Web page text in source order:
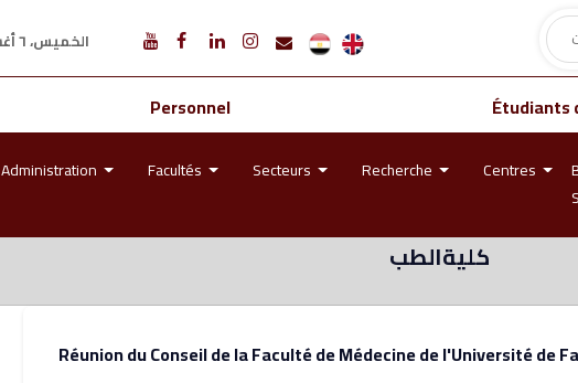
الخميس، ٦ أغسطس ٢٠٢٦ م
Personnel Étudiants
Administration Facultés Secteurs Recherche Centres
كليةالطب
Réunion du Conseil de la Faculté de Médecine de l'Université de